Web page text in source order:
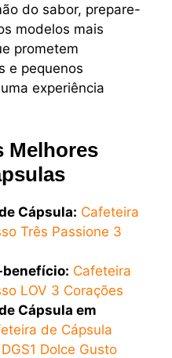
do sabor, prepare-
modelos mais
prometem
e pequenos
experiência
Melhores
Cápsula: Cafeteira
Três Passione 3
benefício: Cafeteira
LOV 3 Corações
Cápsula em
de Cápsula
Dolce Gusto